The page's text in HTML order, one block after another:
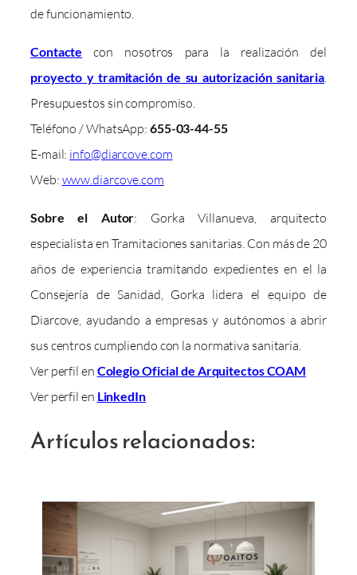
de funcionamiento.
Contacte con nosotros para la realización del
proyecto y tramitación de su autorización sanitaria
Presupuestos sin compromiso.
Teléfono / WhatsApp: 655-03-44-55
E-mail: info@diarcove.com
Web: www.diarcove.com
Sobre el Autor: Gorka Villanueva, arquitecto
especialista en Tramitaciones sanitarias. Con más de 20
años de experiencia tramitando expedientes en el la
Consejería de Sanidad, Gorka lidera el equipo de
Diarcove, ayudando a empresas y autónomos a abrir
sus centros cumpliendo con la normativa sanitaria.
Ver perfil en Colegio Oficial de Arquitectos COAM
Ver perfil en LinkedIn
Artículos relacionados: